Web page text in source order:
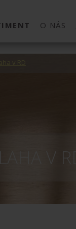
O NÁS
v RD
V RD